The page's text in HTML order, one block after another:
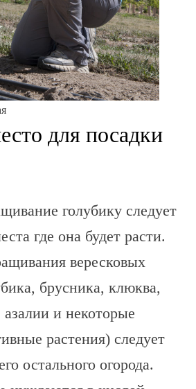
для посадки
голубику следует
где она будет расти.
вересковых
брусника, клюква,
и некоторые
растения) следует
остального огорода.